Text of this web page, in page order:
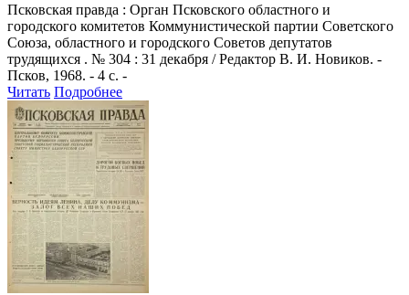
Псковская правда : Орган Псковского областного и
городского комитетов Коммунистической партии Советского
Союза, областного и городского Советов депутатов
трудящихся . № 304 : 31 декабря / Редактор В. И. Новиков. -
Псков, 1968. - 4 с. -
Читать Подробнее